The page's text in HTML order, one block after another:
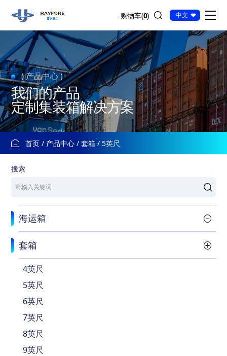
英
尺
购物车(0) 中文
( 产品中心 )
我们的产品
定制集装箱解决方案
首页 产品中心 套箱 5英尺
搜索
海运箱
套箱
4英尺
5英尺
6英尺
7英尺
8英尺
9英尺